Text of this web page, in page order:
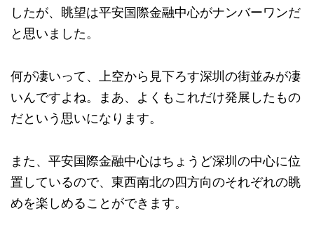
したが、眺望は平安国際金融中心がナンバーワンだ
と思いました。
何が凄いって、上空から見下ろす深圳の街並みが凄
いんですよね。まあ、よくもこれだけ発展したもの
だという思いになります。
また、平安国際金融中心はちょうど深圳の中心に位
置しているので、東西南北の四方向のそれぞれの眺
めを楽しめることができます。